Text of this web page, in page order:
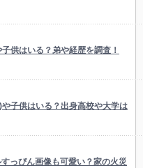
供はいる？弟や経歴を調査！
子供はいる？出身高校や大学は
っぴん画像も可愛い？家の火災